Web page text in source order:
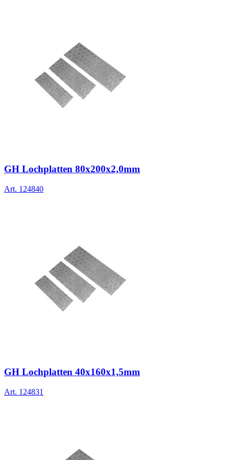
GH Lochplatten 80x200x2,0mm
Art. 124840
GH Lochplatten 40x160x1,5mm
Art. 124831